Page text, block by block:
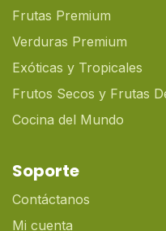
Frutas Premium
Verduras Premium
Exóticas y Tropicales
Frutos Secos y Frutas
Cocina del Mundo
Soporte
Contáctanos
Mi cuenta